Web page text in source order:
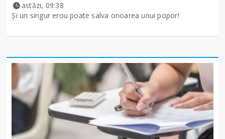
astăzi, 09:38
Și un singur erou poate salva onoarea unui popor!